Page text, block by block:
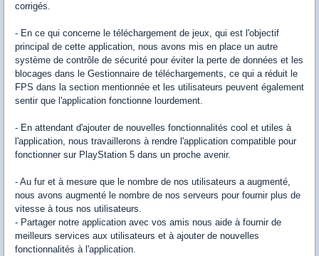
corrigés.
- En ce qui concerne le téléchargement de jeux, qui est l'objectif
principal de cette application, nous avons mis en place un autre
système de contrôle de sécurité pour éviter la perte de données et les
blocages dans le Gestionnaire de téléchargements, ce qui a réduit le
FPS dans la section mentionnée et les utilisateurs peuvent également
sentir que l'application fonctionne lourdement.
- En attendant d'ajouter de nouvelles fonctionnalités cool et utiles à
l'application, nous travaillerons à rendre l'application compatible pour
fonctionner sur PlayStation 5 dans un proche avenir.
- Au fur et à mesure que le nombre de nos utilisateurs a augmenté,
nous avons augmenté le nombre de nos serveurs pour fournir plus de
vitesse à tous nos utilisateurs.
- Partager notre application avec vos amis nous aide à fournir de
meilleurs services aux utilisateurs et à ajouter de nouvelles
fonctionnalités à l'application.